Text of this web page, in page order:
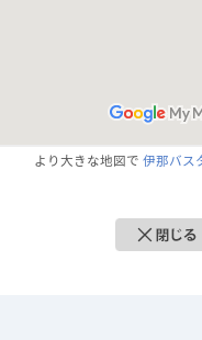
より大きな地図で 伊那バス